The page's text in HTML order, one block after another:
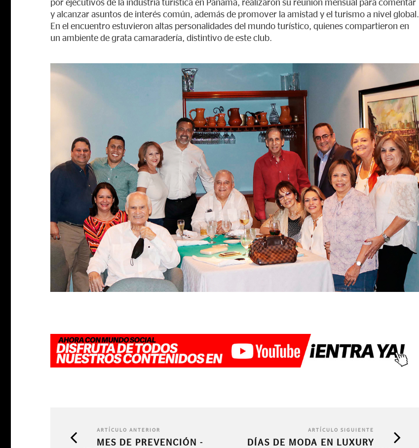
por ejecutivos de la industria turística en Panamá, realizaron su reunión mensual para comentar
y alcanzar asuntos de interés común, además de promover la amistad y el turismo a nivel global.
En el encuentro estuvieron altas personalidades del mundo turístico, quienes compartieron en
un ambiente de grata camaradería, distintivo de este club.
ARTÍCULO ANTERIOR
MES DE PREVENCIÓN -
ARTÍCULO SIGUIENTE
DÍAS DE MODA EN LUXURY